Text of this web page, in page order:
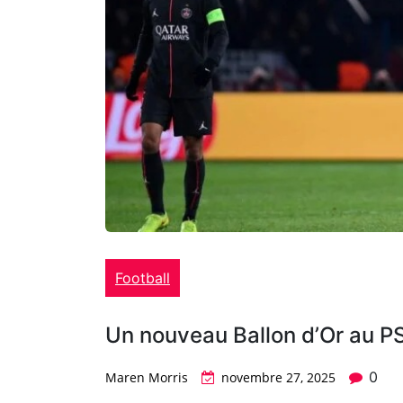
Football
Un nouveau Ballon d’Or au
Maren Morris novembre 27, 2025 0